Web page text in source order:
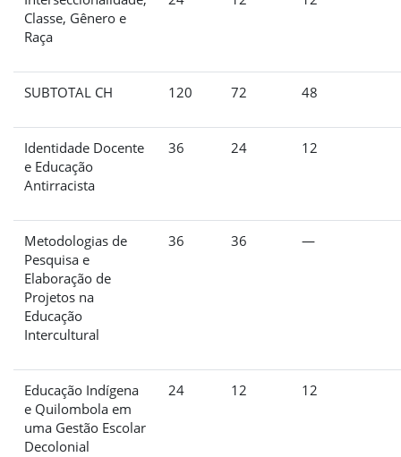
Classe, Gênero e
Raça
SUBTOTAL CH 120 72 48
Identidade Docente
e Educação
Antirracista
36 24 12
Metodologias de
Pesquisa e
Elaboração de
Projetos na
Educação
Intercultural
36 36 —
Educação Indígena
e Quilombola em
uma Gestão Escolar
Decolonial
24 12 12